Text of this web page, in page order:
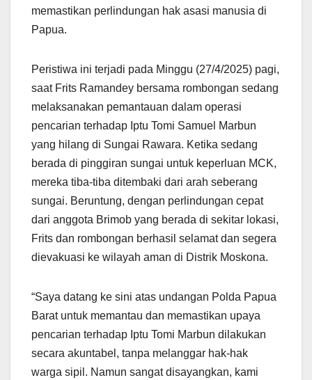
memastikan perlindungan hak asasi manusia di
Papua.
Peristiwa ini terjadi pada Minggu (27/4/2025) pagi,
saat Frits Ramandey bersama rombongan sedang
melaksanakan pemantauan dalam operasi
pencarian terhadap Iptu Tomi Samuel Marbun
yang hilang di Sungai Rawara. Ketika sedang
berada di pinggiran sungai untuk keperluan MCK,
mereka tiba-tiba ditembaki dari arah seberang
sungai. Beruntung, dengan perlindungan cepat
dari anggota Brimob yang berada di sekitar lokasi,
Frits dan rombongan berhasil selamat dan segera
dievakuasi ke wilayah aman di Distrik Moskona.
“Saya datang ke sini atas undangan Polda Papua
Barat untuk memantau dan memastikan upaya
pencarian terhadap Iptu Tomi Marbun dilakukan
secara akuntabel, tanpa melanggar hak-hak
warga sipil. Namun sangat disayangkan, kami